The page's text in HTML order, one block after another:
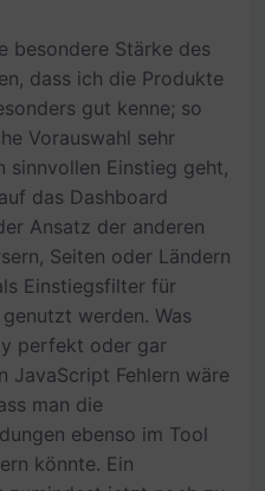
besondere Stärke des
dass ich die Produkte
gut kenne; so
Vorauswahl sehr
sinnvollen Einstieg geht,
das Dashboard
Ansatz der anderen
Seiten oder Ländern
Einstiegsfilter für
werden. Was
perfekt oder gar
JavaScript Fehlern wäre
man die
ebenso im Tool
könnte. Ein